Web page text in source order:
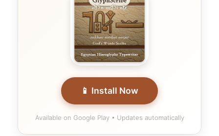
📱 Install Now
Available on Google Play • Updates automatically